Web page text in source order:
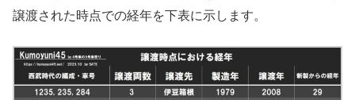
譲渡された時点での経年を下表に示します。